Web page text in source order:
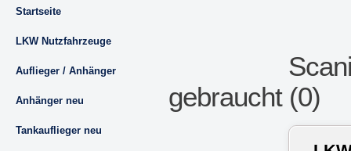
Startseite
LKW Nutzfahrzeuge
Auflieger / Anhänger
Anhänger neu
Tankauflieger neu
gebraucht (0)